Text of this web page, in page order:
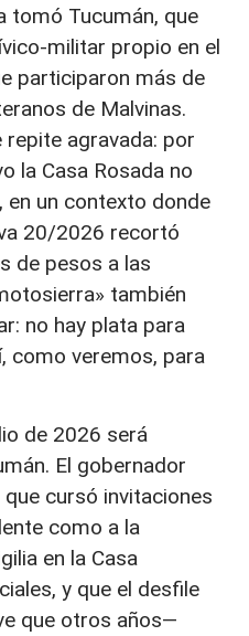
tomó Tucumán, que
militar propio en el
participaron más de
de Malvinas.
repite agravada: por
la Casa Rosada no
en un contexto donde
20/2026 recortó
de pesos a las
también
no hay plata para
como veremos, para
de 2026 será
El gobernador
cursó invitaciones
como a la
en la Casa
y que el desfile
que otros años—